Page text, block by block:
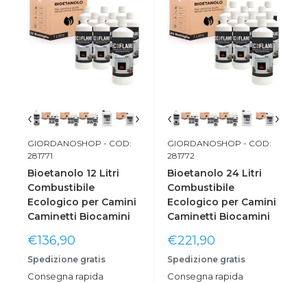
‹ ›
GIORDANOSHOP - COD:
281771
Bioetanolo 12 Litri
Combustibile
Ecologico per Camini
Caminetti Biocamini
Prix
réduit
€136,90
Spedizione gratis
Consegna rapida
‹ ›
GIORDANOSHOP - COD:
281772
Bioetanolo 24 Litri
Combustibile
Ecologico per Camini
Caminetti Biocamini
Prix
réduit
€221,90
Spedizione gratis
Consegna rapida